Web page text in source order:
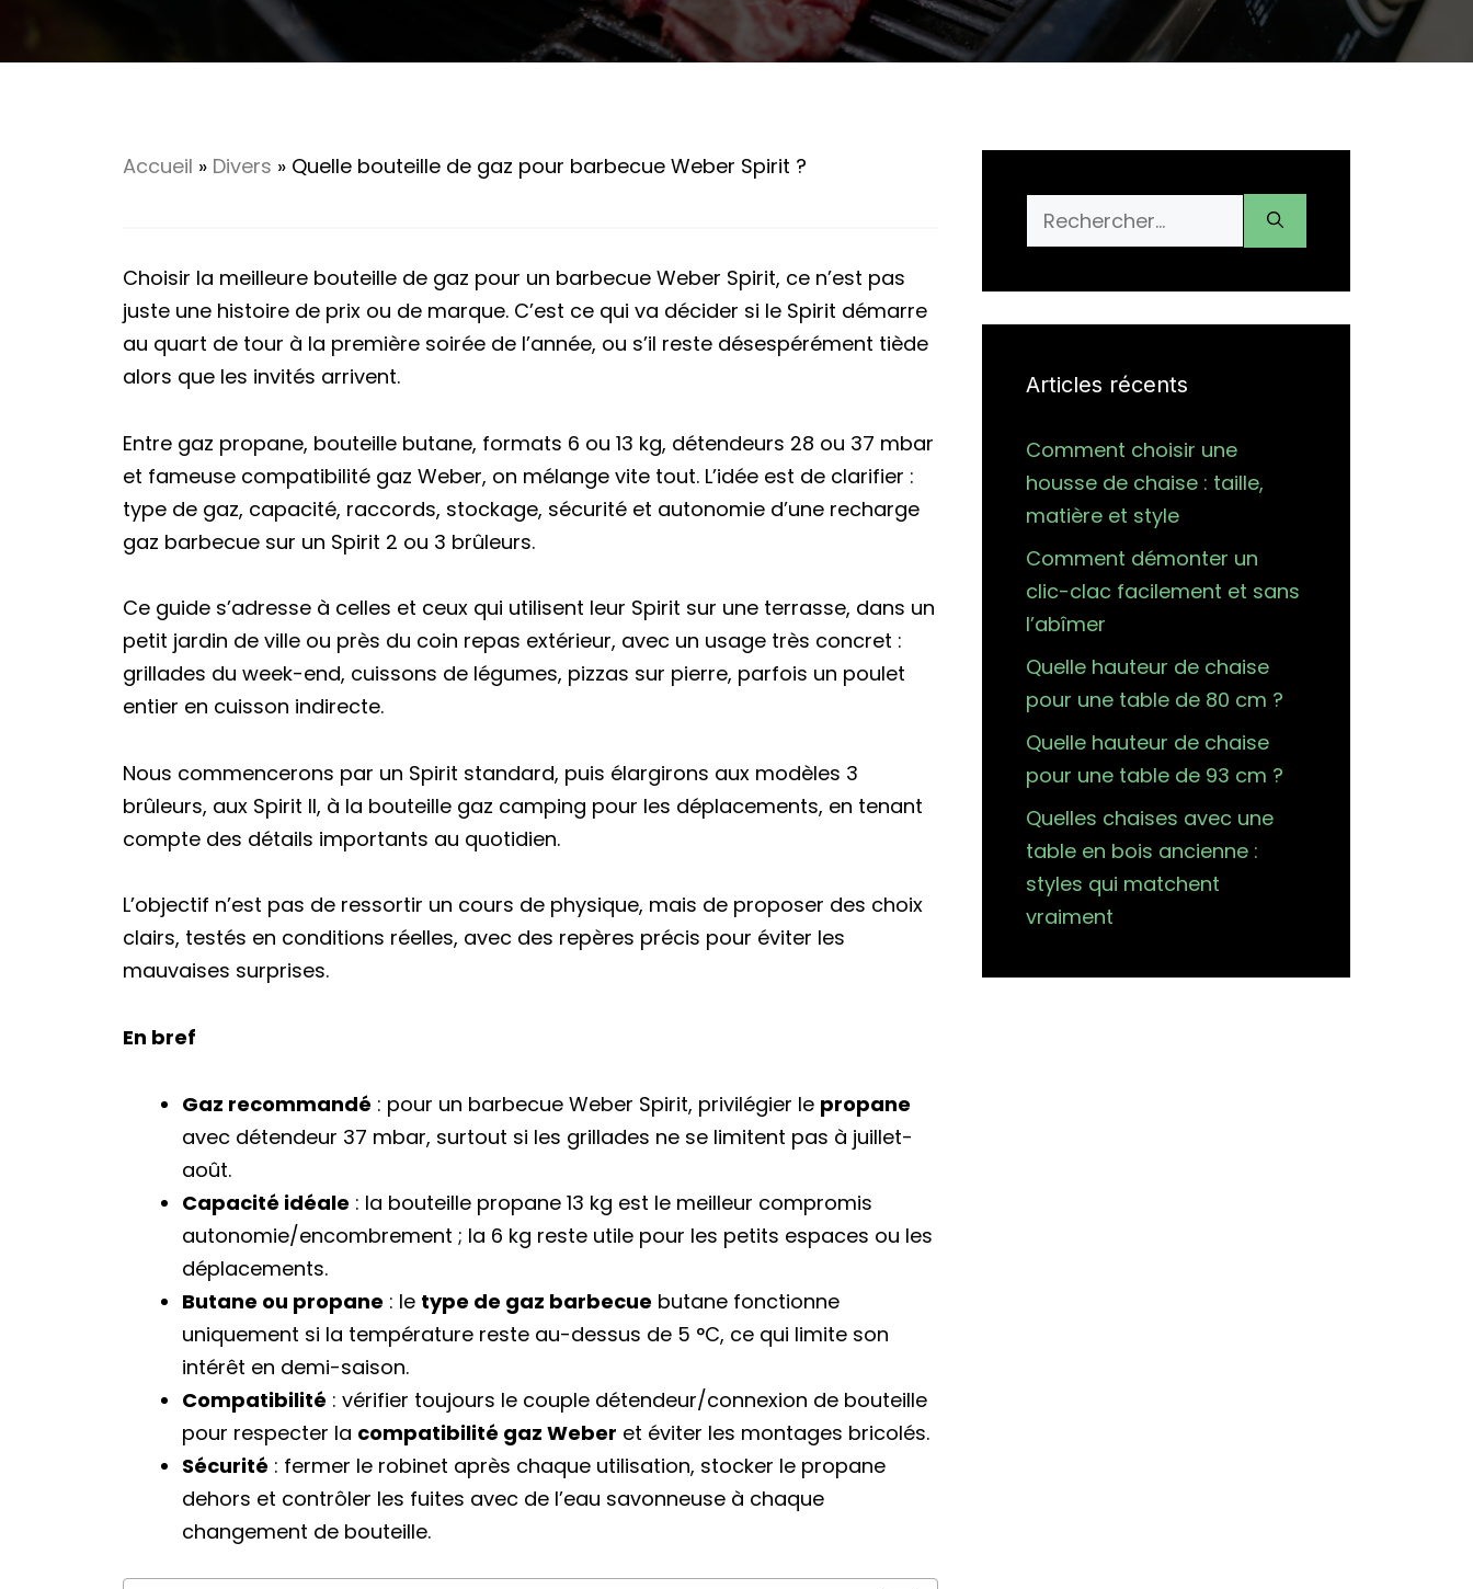
Accueil » Divers » Quelle bouteille de gaz pour barbecue Weber Spirit ?
Choisir la meilleure bouteille de gaz pour un barbecue Weber Spirit, ce n’est pas
juste une histoire de prix ou de marque. C’est ce qui va décider si le Spirit démarre
au quart de tour à la première soirée de l’année, ou s’il reste désespérément tiède
alors que les invités arrivent.
Entre gaz propane, bouteille butane, formats 6 ou 13 kg, détendeurs 28 ou 37 mbar
et fameuse compatibilité gaz Weber, on mélange vite tout. L’idée est de clarifier :
type de gaz, capacité, raccords, stockage, sécurité et autonomie d’une recharge
gaz barbecue sur un Spirit 2 ou 3 brûleurs.
Ce guide s’adresse à celles et ceux qui utilisent leur Spirit sur une terrasse, dans un
petit jardin de ville ou près du coin repas extérieur, avec un usage très concret :
grillades du week-end, cuissons de légumes, pizzas sur pierre, parfois un poulet
entier en cuisson indirecte.
Nous commencerons par un Spirit standard, puis élargirons aux modèles 3
brûleurs, aux Spirit II, à la bouteille gaz camping pour les déplacements, en tenant
compte des détails importants au quotidien.
L’objectif n’est pas de ressortir un cours de physique, mais de proposer des choix
clairs, testés en conditions réelles, avec des repères précis pour éviter les
mauvaises surprises.
En bref
Gaz recommandé : pour un barbecue Weber Spirit, privilégier le propane
avec détendeur 37 mbar, surtout si les grillades ne se limitent pas à juillet-
août.
Capacité idéale : la bouteille propane 13 kg est le meilleur compromis
autonomie/encombrement ; la 6 kg reste utile pour les petits espaces ou les
déplacements.
Butane ou propane : le type de gaz barbecue butane fonctionne
uniquement si la température reste au-dessus de 5 °C, ce qui limite son
intérêt en demi-saison.
Compatibilité : vérifier toujours le couple détendeur/connexion de bouteille
pour respecter la compatibilité gaz Weber et éviter les montages bricolés.
Sécurité : fermer le robinet après chaque utilisation, stocker le propane
dehors et contrôler les fuites avec de l’eau savonneuse à chaque
changement de bouteille.
Rechercher :
Articles récents
Comment choisir une
housse de chaise : taille,
matière et style
Comment démonter un
clic-clac facilement et sans
l’abîmer
Quelle hauteur de chaise
pour une table de 80 cm ?
Quelle hauteur de chaise
pour une table de 93 cm ?
Quelles chaises avec une
table en bois ancienne :
styles qui matchent
vraiment